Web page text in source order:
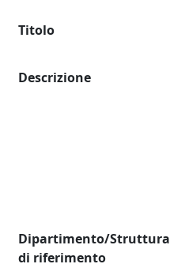
Titolo
Descrizione
Dipartimento/Struttura
di riferimento